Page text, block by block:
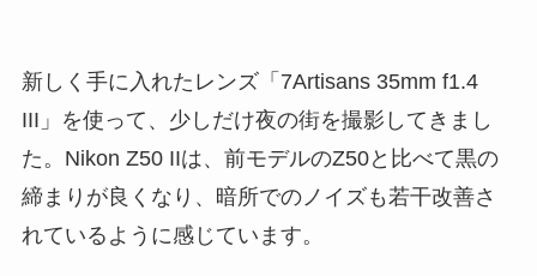
新しく手に入れたレンズ「7Artisans 35mm f1.4
III」を使って、少しだけ夜の街を撮影してきまし
た。Nikon Z50 IIは、前モデルのZ50と比べて黒の
締まりが良くなり、暗所でのノイズも若干改善さ
れているように感じています。